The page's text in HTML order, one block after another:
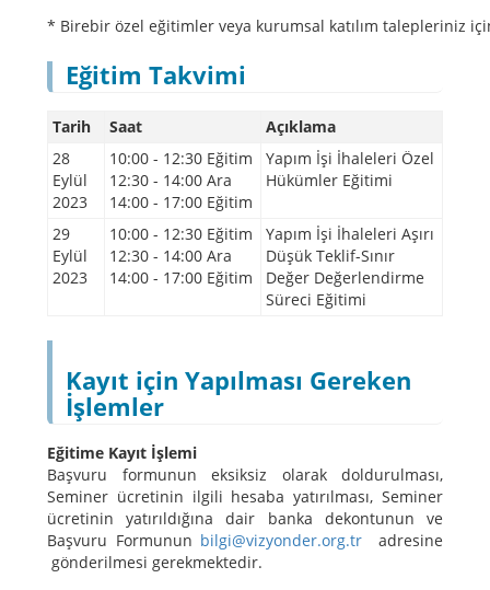
* Birebir özel eğitimler veya kurumsal katılım talepleriniz
Eğitim Takvimi
Tarih Saat
Açıklama
28
Eylül
2023
10:00 - 12:30 Eğitim
12:30 - 14:00 Ara
14:00 - 17:00 Eğitim
Yapım İşi İhaleleri Özel
Hükümler Eğitimi
29
Eylül
2023
10:00 - 12:30 Eğitim
12:30 - 14:00 Ara
14:00 - 17:00 Eğitim
Yapım İşi İhaleleri Aşırı
Düşük Teklif-Sınır
Değer Değerlendirme
Süreci Eğitimi
Kayıt için Yapılması Gereken
İşlemler
Eğitime Kayıt İşlemi
Başvuru formunun eksiksiz olarak doldurulması,
Seminer ücretinin ilgili hesaba yatırılması, Seminer
ücretinin yatırıldığına dair banka dekontunun ve
Başvuru Formunun bilgi@vizyonder.org.tr adresine
gönderilmesi gerekmektedir.